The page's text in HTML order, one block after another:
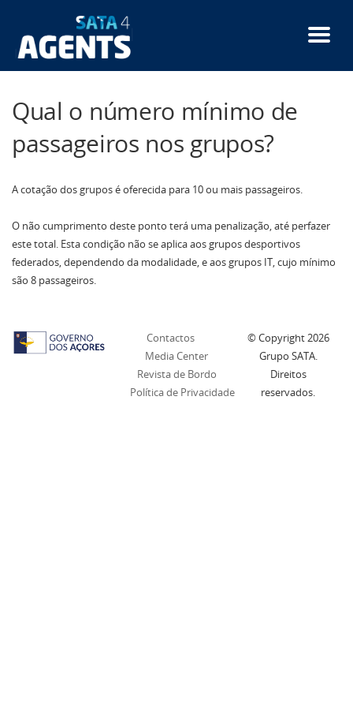
conteúdo
Qual o número mínimo de
passageiros nos grupos?
A cotação dos grupos é oferecida para 10 ou mais passageiros.
O não cumprimento deste ponto terá uma penalização, até perfazer
este total. Esta condição não se aplica aos grupos desportivos
federados, dependendo da modalidade, e aos grupos IT, cujo mínimo
são 8 passageiros.
Contactos
Media Center
Revista de Bordo
Política de Privacidade
© Copyright2026
Grupo SATA.
Direitos
reservados.